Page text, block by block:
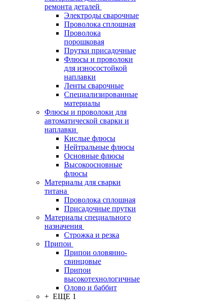
ремонта деталей
Электроды сварочные
Проволока сплошная
Проволока
порошковая
Прутки присадочные
Флюсы и проволоки
для износостойкой
наплавки
Ленты сварочные
Специализированные
материалы
Флюсы и проволоки для
автоматической сварки и
наплавки
Кислые флюсы
Нейтральные флюсы
Основные флюсы
Высокоосновные
флюсы
Материалы для сварки
титана
Проволока сплошная
Присадочные прутки
Материалы специального
назначения
Строжка и резка
Припои
Припои оловянно-
свинцовые
Припои
высокотехнологичные
Олово и баббит
+ ЕЩЕ 1